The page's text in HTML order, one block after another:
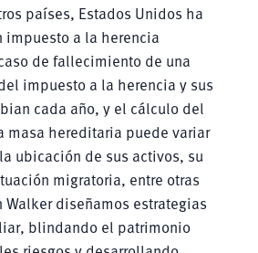
países, Estados Unidos ha
a la herencia
de fallecimiento de una
impuesto a la herencia y sus
cada año, y el cálculo del
masa hereditaria puede variar
ubicación de sus activos, su
migratoria, entre otras
Walker diseñamos estrategias
blindando el patrimonio